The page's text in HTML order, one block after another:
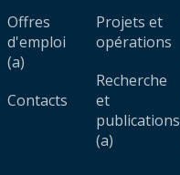
Offres
d'emploi
(a)
Contacts
Projets et
opérations
Recherche
et
publications
(a)